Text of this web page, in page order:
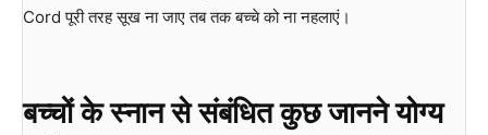
Cord पूरी तरह सूख ना जाए तब तक बच्चे को ना नहलाएं।
बच्चों के स्नान से संबंधित कुछ जानने योग्य